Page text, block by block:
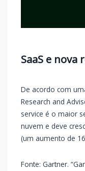
SaaS e nova
De acordo com
Research and
service é o maior
nuvem e deve
(um aumento de
Fonte: Gartner.